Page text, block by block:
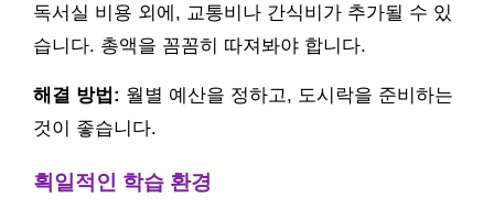
독서실 비용 외에, 교통비나 간식비가 추가될 수 있
습니다. 총액을 꼼꼼히 따져봐야 합니다.
해결 방법: 월별 예산을 정하고, 도시락을 준비하는
것이 좋습니다.
획일적인 학습 환경